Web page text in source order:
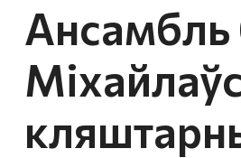
Ансамбль